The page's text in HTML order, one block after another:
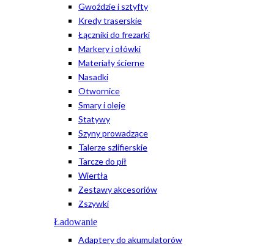
Gwoździe i sztyfty
Kredy traserskie
Łączniki do frezarki
Markery i ołówki
Materiały ścierne
Nasadki
Otwornice
Smary i oleje
Statywy
Szyny prowadzące
Talerze szlifierskie
Tarcze do pił
Wiertła
Zestawy akcesoriów
Zszywki
Ładowanie
Adaptery do akumulatorów